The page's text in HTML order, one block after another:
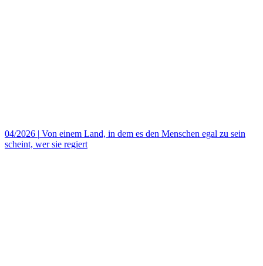
04/2026 | Von einem Land, in dem es den Menschen egal zu sein
scheint, wer sie regiert